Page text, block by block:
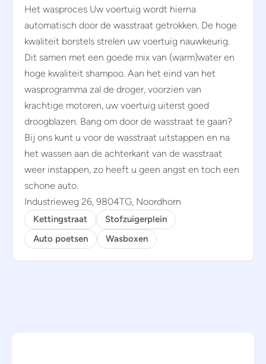
Het wasproces Uw voertuig wordt hierna
automatisch door de wasstraat getrokken. De hoge
kwaliteit borstels strelen uw voertuig nauwkeurig.
Dit samen met een goede mix van (warm)water en
hoge kwaliteit shampoo. Aan het eind van het
wasprogramma zal de droger, voorzien van
krachtige motoren, uw voertuig uiterst goed
droogblazen. Bang om door de wasstraat te gaan?
Bij ons kunt u voor de wasstraat uitstappen en na
het wassen aan de achterkant van de wasstraat
weer instappen, zo heeft u geen angst en toch een
schone auto.
Industrieweg 26, 9804TG, Noordhorn
Kettingstraat
Stofzuigerplein
Auto poetsen
Wasboxen